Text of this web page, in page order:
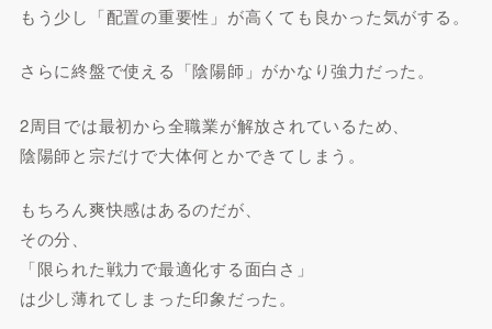
もう少し「配置の重要性」が高くても良かった気がする。
さらに終盤で使える「陰陽師」がかなり強力だった。
2周目では最初から全職業が解放されているため、
陰陽師と宗だけで大体何とかできてしまう。
もちろん爽快感はあるのだが、
その分、
「限られた戦力で最適化する面白さ」
は少し薄れてしまった印象だった。